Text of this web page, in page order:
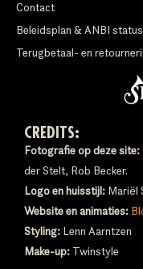
Contact
Beleidsplan & ANBI status
Terugbetaal- en
CREDITS:
Fotografie op deze site:
der Stelt, Rob Becker.
Logo en huisstijl: Mariël
Website en animaties:
Styling: Lenn Aarntzen
Make-up: Twinstyle